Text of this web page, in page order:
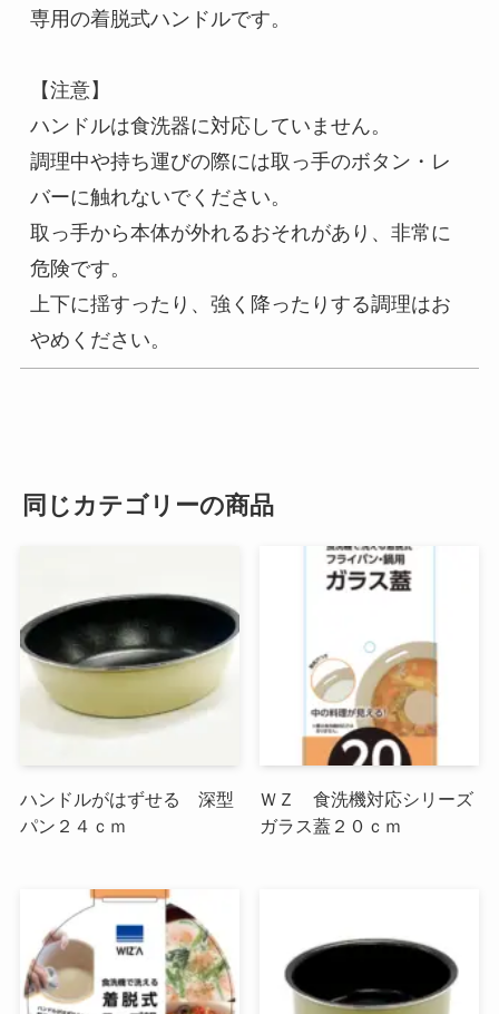
専用の着脱式ハンドルです。
【注意】
ハンドルは食洗器に対応していません。
調理中や持ち運びの際には取っ手のボタン・レ
バーに触れないでください。
取っ手から本体が外れるおそれがあり、非常に
危険です。
上下に揺すったり、強く降ったりする調理はお
やめください。
同じカテゴリーの商品
ハンドルがはずせる 深型
パン２４ｃｍ
ＷＺ 食洗機対応シリーズ
ガラス蓋２０ｃｍ